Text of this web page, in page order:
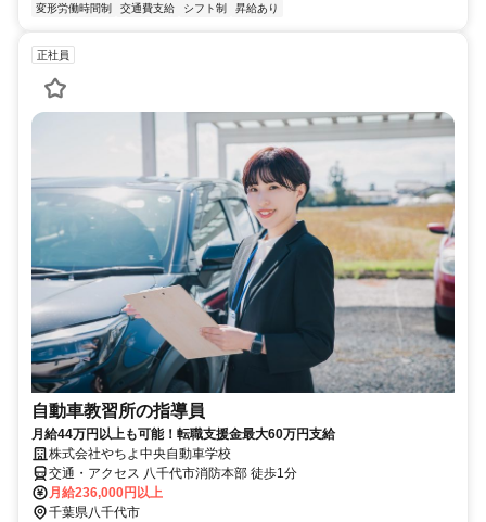
変形労働時間制 交通費支給 シフト制 昇給あり
正社員
自動車教習所の指導員
月給44万円以上も可能！転職支援金最大60万円支給
株式会社やちよ中央自動車学校
交通・アクセス 八千代市消防本部 徒歩1分
月給236,000円以上
千葉県八千代市